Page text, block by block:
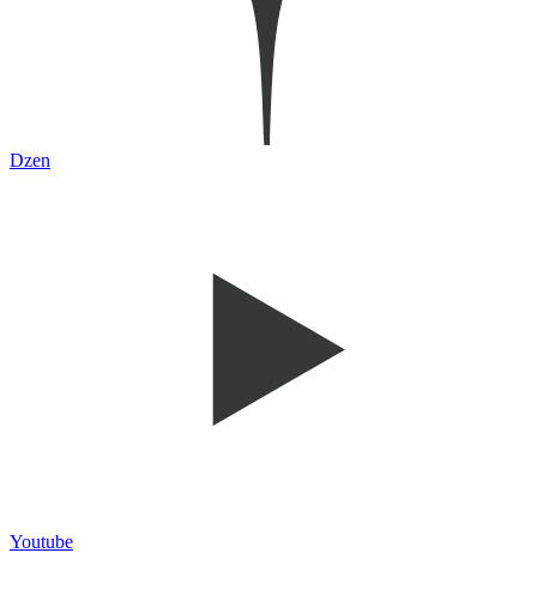
Dzen
Youtube